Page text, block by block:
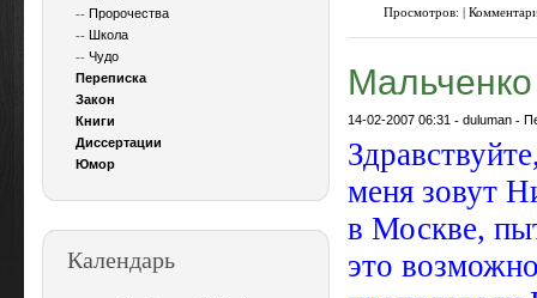
--Пророчества
-- Школа
--Чудо
Переписка
Закон
Книги
Диссертации
Юмор
Календарь
Просмотров: |
Мальченко
14-02-2007 06:31 -duluman -
меня зовут
в Москве,
это